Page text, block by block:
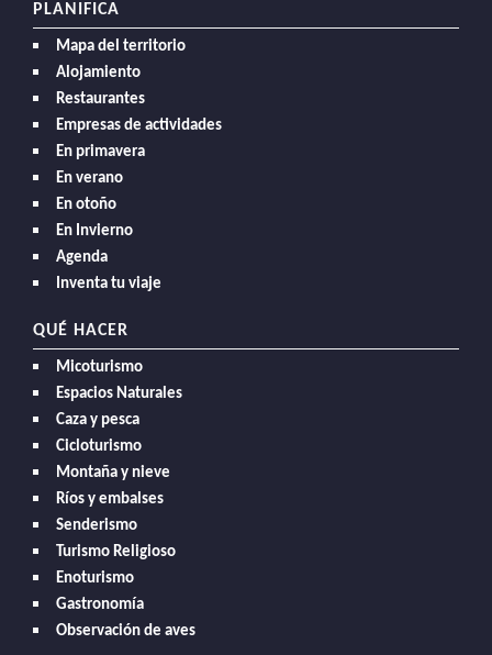
PLANIFICA
Mapa del territorio
Alojamiento
Restaurantes
Empresas de actividades
En primavera
En verano
En otoño
En Invierno
Agenda
Inventa tu viaje
QUÉ HACER
Micoturismo
Espacios Naturales
Caza y pesca
Cicloturismo
Montaña y nieve
Ríos y embalses
Senderismo
Turismo Religioso
Enoturismo
Gastronomía
Observación de aves